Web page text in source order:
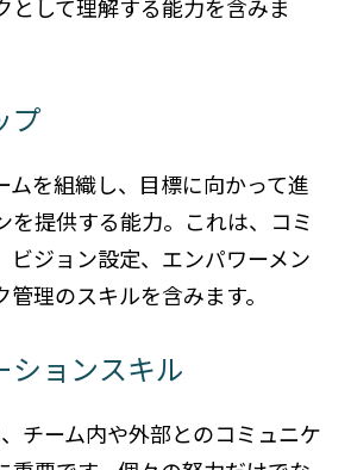
として理解する能力を含みま
プ
ムを組織し、目標に向かって進
を提供する能力。これは、コミ
ビジョン設定、エンパワーメン
管理のスキルを含みます。
ションスキル
チーム内や外部とのコミュニケ